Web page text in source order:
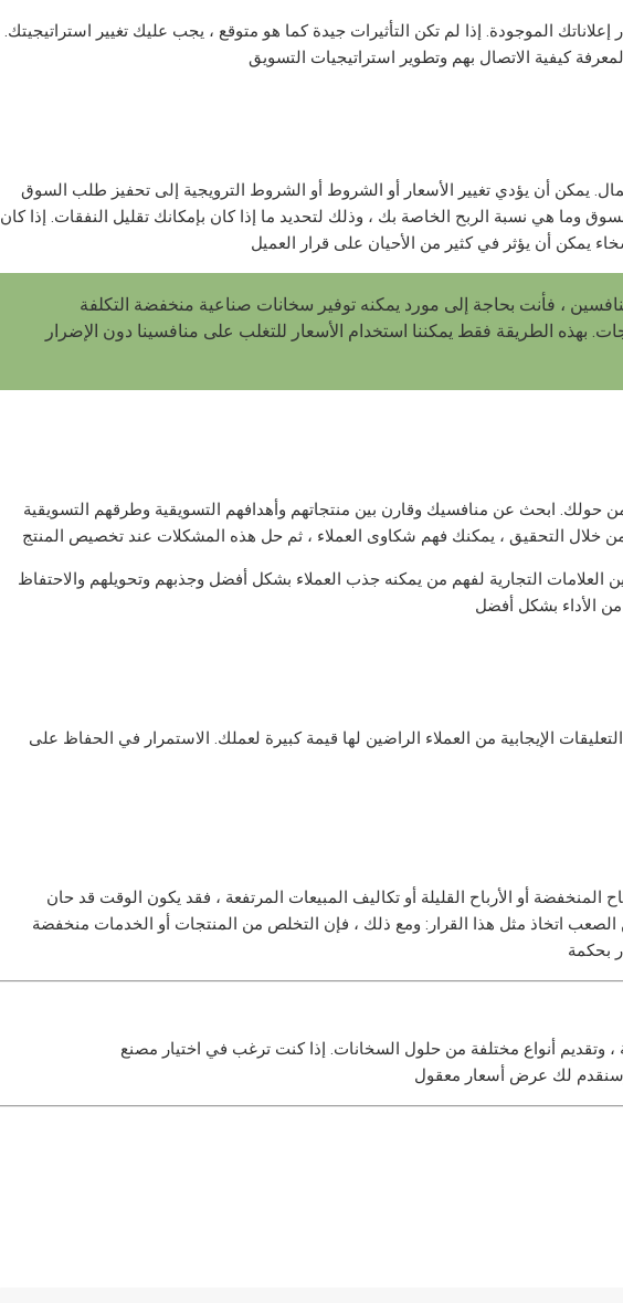
الموجودة. إذا لم تكن التأثيرات جيدة كما هو متوقع ، يجب عليك تغيير استراتيجيتك.
يمكن أن يؤدي تغيير الأسعار أو الشروط أو الشروط الترويجية إلى تحفيز طلب السوق
وما هي نسبة الربح الخاصة بك ، وذلك لتحديد ما إذا كان بإمكانك تقليل النفقات. إذا كان
، فأنت بحاجة إلى مورد يمكنه توفير سخانات صناعية منخفضة التكلفة
بهذه الطريقة فقط يمكننا استخدام الأسعار للتغلب على منافسينا دون الإضرار
حولك. ابحث عن منافسيك وقارن بين منتجاتهم وأهدافهم التسويقية وطرقهم التسويقية
العلامات التجارية لفهم من يمكنه جذب العملاء بشكل أفضل وجذبهم وتحويلهم والاحتفاظ
الإيجابية من العملاء الراضين لها قيمة كبيرة لعملك. الاستمرار في الحفاظ على
المنخفضة أو الأرباح القليلة أو تكاليف المبيعات المرتفعة ، فقد يكون الوقت قد حان
الصعب اتخاذ مثل هذا القرار: ومع ذلك ، فإن التخلص من المنتجات أو الخدمات منخفضة
وتقديم أنواع مختلفة من حلول السخانات. إذا كنت ترغب في اختيار مصنع
لك عرض أسعار معقول